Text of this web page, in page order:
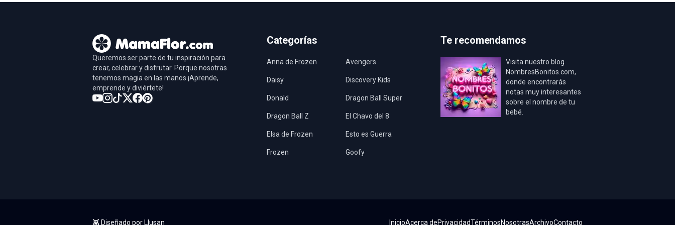
Queremos ser parte de tu inspiración para
crear, celebrar y disfrutar. Porque nosotras
tenemos magia en las manos ¡Aprende,
emprende y diviértete!
Categorías
Anna de Frozen Avengers
Daisy Discovery Kids
Donald Dragon Ball Super
Dragon Ball Z El Chavo del 8
Elsa de Frozen Esto es Guerra
Frozen Goofy
Te recomendamos
Visita nuestro blog
NombresBonitos.com,
donde encontrarás
notas muy interesantes
sobre el nombre de tu
bebé.
👾 Diseñado por Llusan InicioAcerca dePrivacidadTérminosNosotrasArchivoContacto